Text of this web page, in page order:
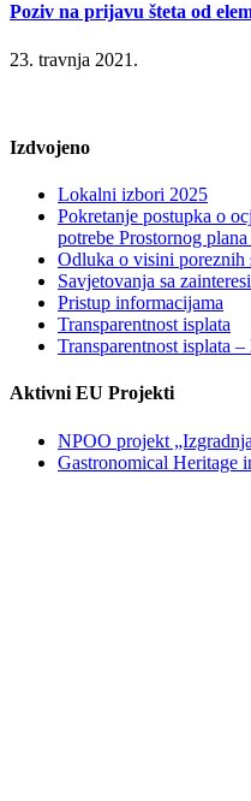
Poziv na prijavu šteta od
23. travnja 2021.
Izdvojeno
Lokalni izbori 2025
Pokretanje postupka o
potrebe Prostornog
Odluka o visini poreznih
Savjetovanja sa
Pristup informacijama
Transparentnost isplata
Transparentnost isplata
Aktivni EU Projekti
NPOO projekt
Gastronomical Heritage